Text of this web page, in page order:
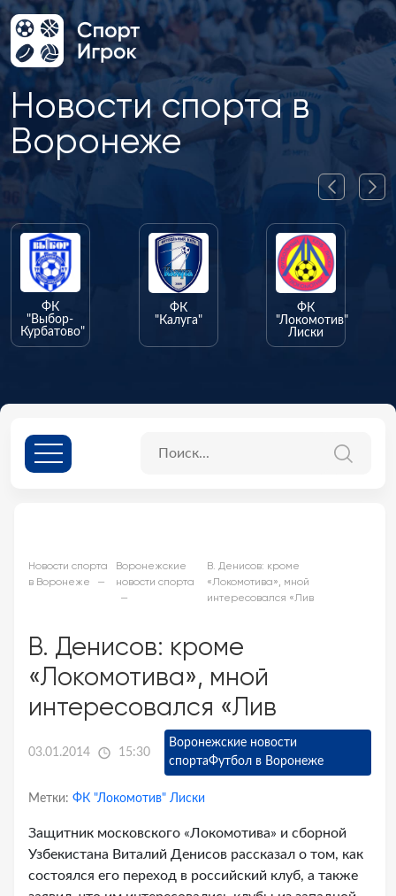
Новости спорта в
Воронеже
"Калуга"
"Локомотив"
Новости спорта
в Воронеже
Воронежские
новости спорта
В. Денисов: кроме
«Локомотива», мной
интересовался «Лив
В. Денисов: кроме
«Локомотива», мной
интересовался «Лив
03.01.2014 15:30
Воронежские новости
спортаФутбол в Воронеже
Метки: ФК "Локомотив" Лиски
Защитник московского «Локомотива» и сборной
Узбекистана Виталий Денисов рассказал о том, как
состоялся его переход в российский клуб, а также